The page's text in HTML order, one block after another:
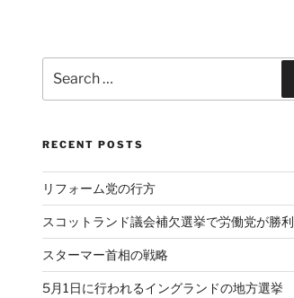
for:
RECENT POSTS
リフォーム党の行方
スコットランド議会補欠選挙で労働党が勝利
スターマー首相の戦略
5月1日に行われるイングランドの地方選挙